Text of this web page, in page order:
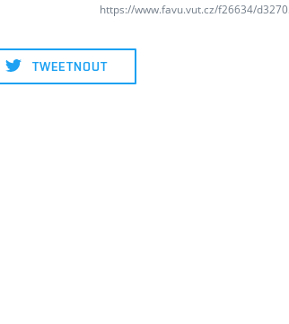
https://www.favu.vut.cz/f26634/
TWEETNOUT